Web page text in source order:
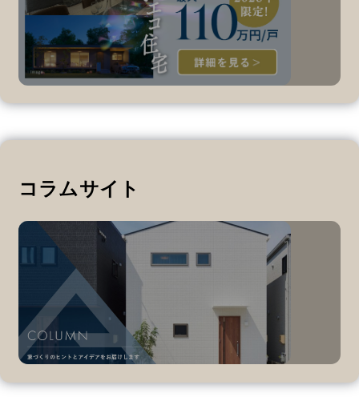
コラムサイト